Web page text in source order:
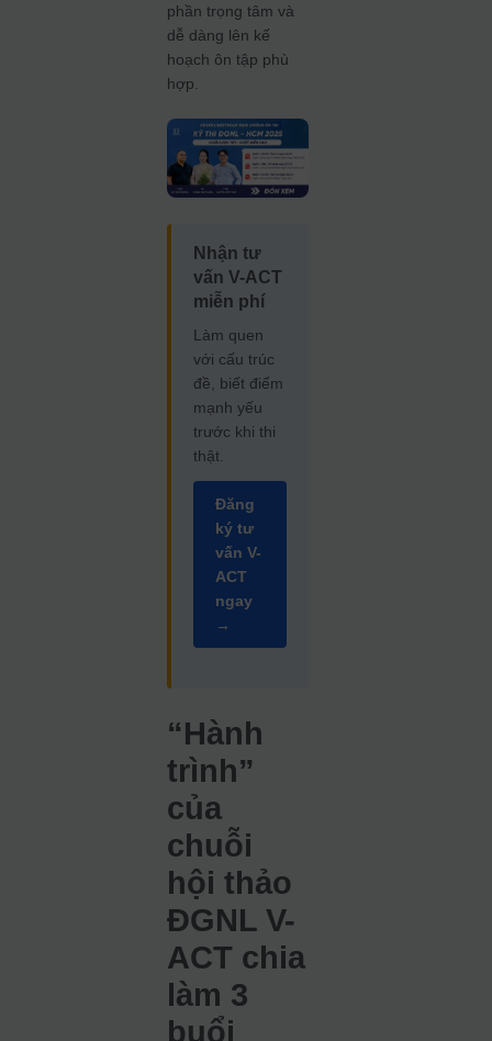
phần trọng tâm và
dễ dàng lên kế
hoạch ôn tập phù
hợp.
Nhận tư
vấn V-ACT
miễn phí
Làm quen
với cấu trúc
đề, biết điểm
mạnh yếu
trước khi thi
thật.
Đăng
ký tư
vấn V-
ACT
ngay
→
“Hành
trình”
của
chuỗi
hội thảo
ĐGNL V-
ACT chia
làm 3
buổi